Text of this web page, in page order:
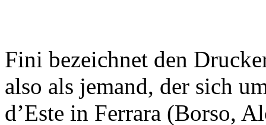
Fini bezeichnet den
also als jemand, der sich
d’Este in Ferrara (Borso,